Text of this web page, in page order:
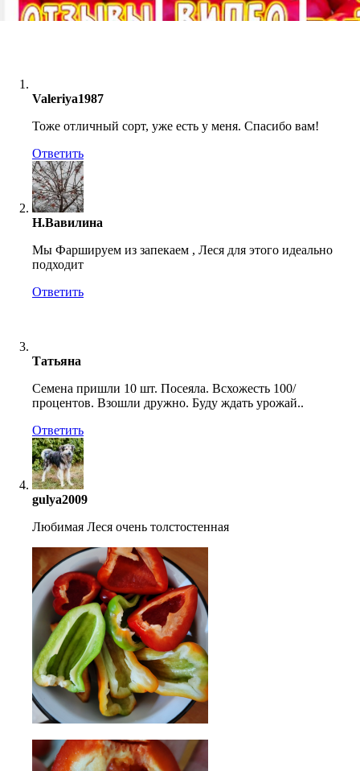
Valeriya1987
Тоже отличный сорт, уже есть у меня. Спасибо вам!
Ответить
Н.Вавилина
Мы Фаршируем из запекаем , Леся для этого идеально
подходит
Ответить
Татьяна
Семена пришли 10 шт. Посеяла. Всхожесть 100/
процентов. Взошли дружно. Буду ждать урожай..
Ответить
gulya2009
Любимая Леся очень толстостенная